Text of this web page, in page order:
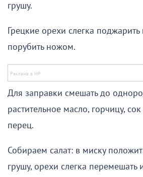
грушу.
Грецкие орехи слегка
порубить ножом.
Для заправки смешать до
растительное масло, горчицу,
перец.
Собираем салат: в миску
грушу, орехи слегка перемешать